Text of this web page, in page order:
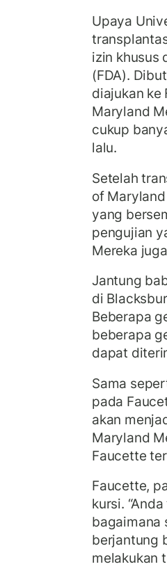
Upaya
izin khusus
(FDA).
diajukan ke
Maryland
cukup
lalu.
Setelah
of
yang
pengujian
Mereka
Jantung
di
Beberapa
beberapa
dapat
Sama
pada
akan
Maryland
Faucette
Faucette,
kursi.
bagaimana
berjantung
melakukan